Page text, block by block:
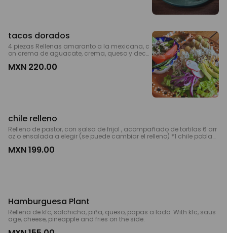
tacos dorados
4 piezas Rellenas amaranto a la mexicana, c
on crema de aguacate, crema, queso y decor
pieces of corn dough filled with pastor, decora
MXN 220.00
chile relleno
Relleno de pastor, con salsa de frijol , acompañado de tortilas 6 arr
oz o ensalada a elegir (se puede cambiar el relleno) *1 chile poblan
& tortillas*
MXN 199.00
Hamburguesa Plant
Rellena de kfc, salchicha, piña, queso, papas a lado. With kfc, saus
age, cheese, pineapple and fries on the side.